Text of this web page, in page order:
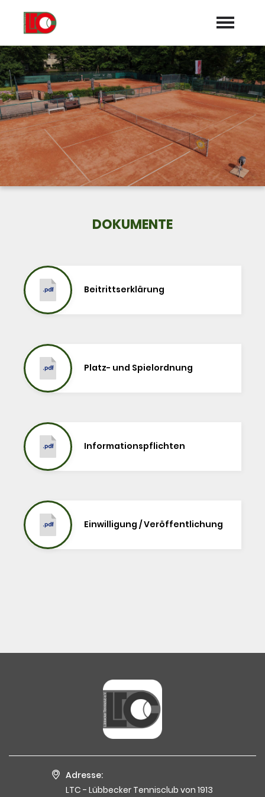
Startseite
Aktuelles
Termine
Mannschaften
Turniere/Meisterschaften
Geschichte
DOKUMENTE
Beitrittserklärung
Platz- und Spielordnung
Informationspflichten
Einwilligung / Veröffentlichung
Adresse:
LTC - Lübbecker Tennisclub von 1913